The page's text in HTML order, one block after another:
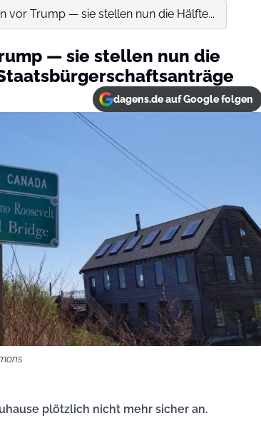
vor Trump — sie stellen nun die Hälfte...
— sie stellen nun die
dagens.de auf Google folgen
plötzlich nicht mehr sicher an.